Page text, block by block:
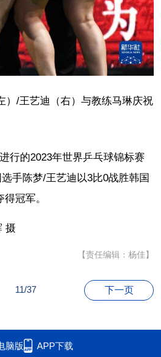
/王艺迪（右）与教练马琳庆祝
行的2023年世界乒乓球锦标赛
手陈梦/王艺迪以3比0战胜韩国
冠军。
摄
【责任编辑：杨佳】
11/37 下一页
脑版 APP下载